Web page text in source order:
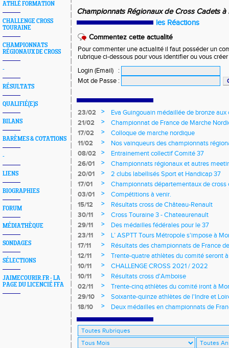
ATHLÉ FORMATION
CHALLENGE CROSS
TOURAINE
CHAMPIONNATS
RÉGIONAUX DE CROSS
-
RÉSULTATS
QUALIFIÉ(E)S
BILANS
BARÈMES & COTATIONS
-
LIENS
BIOGRAPHIES
FORUM
MÉDIATHÈQUE
SONDAGES
SÉLECTIONS
JAIMECOURIR.FR - LA
PAGE DU LICENCIÉ FFA
Championnats Régionaux de Cross Cadets à
les Réactions
Commentez cette actualité
Pour commenter une actualité il faut posséder un
rubrique ci-dessous pour vous identifier ou vous
Login (Email)
:
Mot de Passe :
23/02 >
Eva Guingouain médaillée de bronze
jeunes
21/02 >
Championnat de France de Marche
17/02
>
Colloque de marche nordique
11/02
>
Nos vainqueurs des championnats
08/02
>
Entrainement collectif Comité 37
26/01
>
Championnats régionaux et autres
20/01
>
2 clubs labellisés Sport et Handicap 37
17/01
>
Championnats départementaux de cross
longs et meetings en salle
03/01 >
Compétitions à venir.
15/12
>
Résultats cross de Château-Renault
30/11
>
Cross Touraine 3 - Chateaurenault
29/11
>
Des médailles fédérales pour le 37
23/11
>
L’ ASPTT Tours Métropole s'impose à
17/11
>
Résultats des championnats de France
12/11
>
Trente-quatre athlètes du comité seront
10/11
>
CHALLENGE CROSS 2021 / 2022
10/11
>
Résultats cross d'Amboise
02/11
>
Trente-cinq athlètes du comité iront à
29/10
>
Soixante-quinze athlètes de l'Indre et
régionaux de cross-country 2021
18/10 > Deux médailles en championnats de